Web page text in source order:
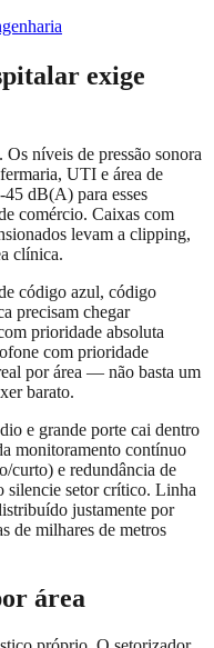
exige
níveis de pressão sonora
UTI e área de
dB(A) para esses
comércio. Caixas com
levam a clipping,
clínica.
código azul, código
precisam chegar
prioridade absoluta
com prioridade
por área — não basta um
barato.
e grande porte cai dentro
monitoramento contínuo
curto) e redundância de
silencie setor crítico. Linha
justamente por
de milhares de metros
área